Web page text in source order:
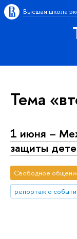
Высшая школа
Тема
1 июня –
защиты
Свободное
репортаж о